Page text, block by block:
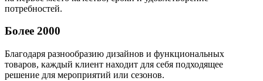
потребностей.
Более 2000
Благодаря разнообразию дизайнов и функциональных
товаров, каждый клиент находит для себя подходящее
решение для мероприятий или сезонов.